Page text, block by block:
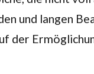
und langen
der